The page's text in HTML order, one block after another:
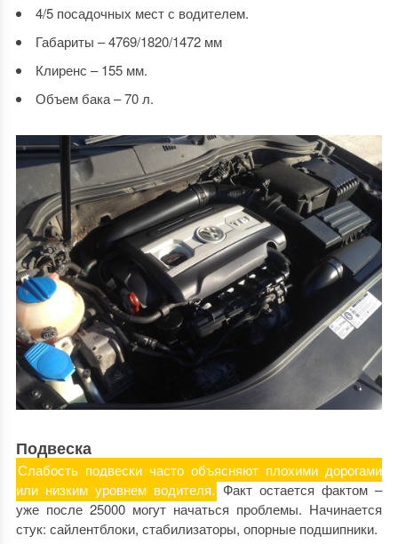
4/5 посадочных мест с водителем.
Габариты – 4769/1820/1472 мм
Клиренс – 155 мм.
Объем бака – 70 л.
Подвеска
Слабость подвески часто объясняют плохими дорогами
или низким уровнем водителя. Факт остается фактом –
уже после 25000 могут начаться проблемы. Начинается
стук: сайлентблоки, стабилизаторы, опорные подшипники.